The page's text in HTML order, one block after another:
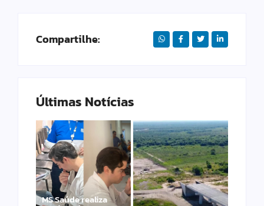
Compartilhe:
Últimas Notícias
MS Saúde realiza